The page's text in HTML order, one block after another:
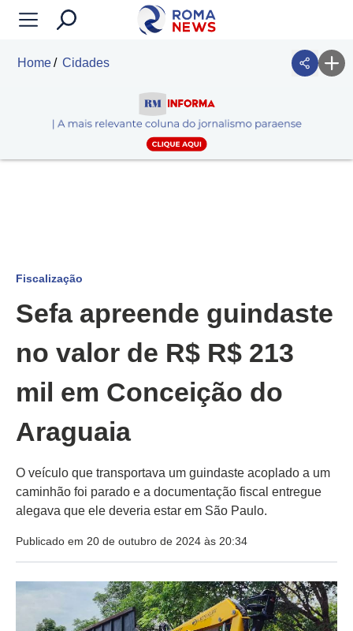
Home Cidades
Fiscalização
Sefa apreende guindaste
no valor de R$ R$ 213
mil em Conceição do
Araguaia
O veículo que transportava um guindaste acoplado a um
caminhão foi parado e a documentação fiscal entregue
alegava que ele deveria estar em São Paulo.
Publicado em 20 de outubro de 2024 às 20:34